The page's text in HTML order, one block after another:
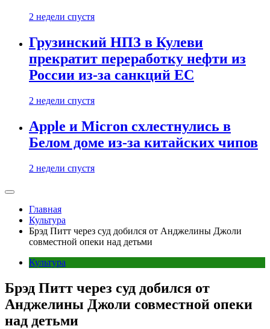
2 недели спустя
Грузинский НПЗ в Кулеви
прекратит переработку нефти из
России из-за санкций ЕС
2 недели спустя
Apple и Micron схлестнулись в
Белом доме из-за китайских чипов
2 недели спустя
Главная
Культура
Брэд Питт через суд добился от Анджелины Джоли
совместной опеки над детьми
Культура
Брэд Питт через суд добился от
Анджелины Джоли совместной опеки
над детьми